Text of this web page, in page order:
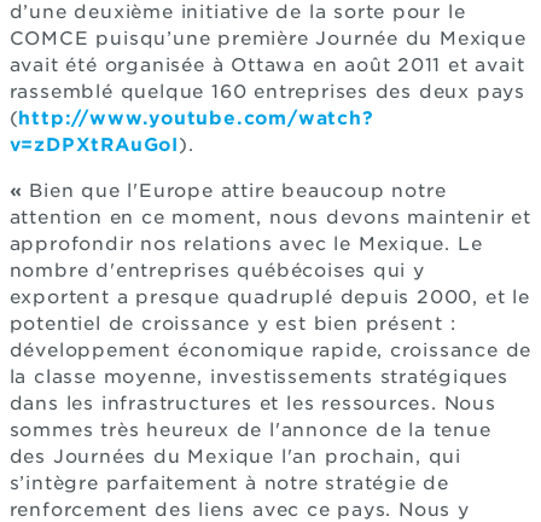
d’une deuxième initiative de la sorte pour le
COMCE puisqu’une première Journée du Mexique
avait été organisée à Ottawa en août 2011 et avait
rassemblé quelque 160 entreprises des deux pays
(http://www.youtube.com/watch?
v=zDPXtRAuGoI).
« Bien que l'Europe attire beaucoup notre
attention en ce moment, nous devons maintenir et
approfondir nos relations avec le Mexique. Le
nombre d'entreprises québécoises qui y
exportent a presque quadruplé depuis 2000, et le
potentiel de croissance y est bien présent :
développement économique rapide, croissance de
la classe moyenne, investissements stratégiques
dans les infrastructures et les ressources. Nous
sommes très heureux de l'annonce de la tenue
des Journées du Mexique l'an prochain, qui
s’intègre parfaitement à notre stratégie de
renforcement des liens avec ce pays. Nous y